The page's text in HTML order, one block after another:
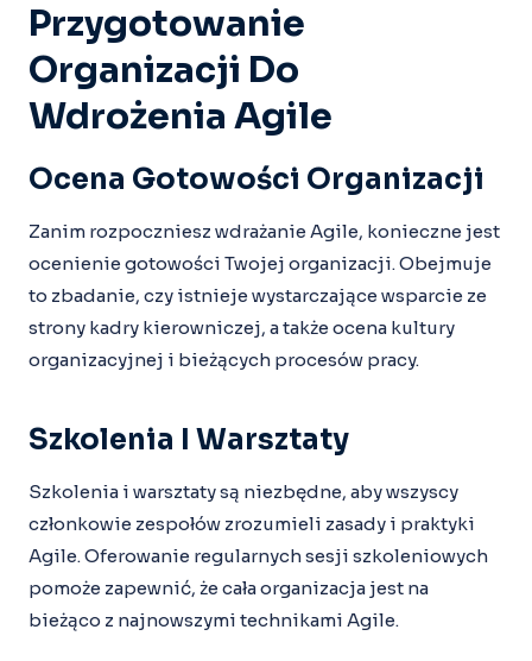
Przygotowanie
Organizacji Do
Wdrożenia Agile
Ocena Gotowości Organizacji
Zanim rozpoczniesz wdrażanie Agile, konieczne jest
ocenienie gotowości Twojej organizacji. Obejmuje
to zbadanie, czy istnieje wystarczające wsparcie ze
strony kadry kierowniczej, a także ocena kultury
organizacyjnej i bieżących procesów pracy.
Szkolenia I Warsztaty
Szkolenia i warsztaty są niezbędne, aby wszyscy
członkowie zespołów zrozumieli zasady i praktyki
Agile. Oferowanie regularnych sesji szkoleniowych
pomoże zapewnić, że cała organizacja jest na
bieżąco z najnowszymi technikami Agile.